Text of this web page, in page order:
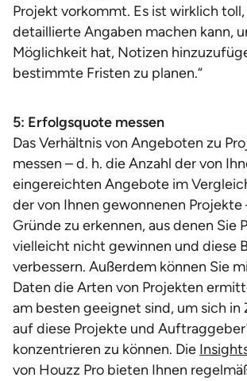
Projekt vorkommt. Es ist wirklich toll,
detaillierte Angaben machen kann,
Möglichkeit hat, Notizen
bestimmte Fristen zu planen.“
5: Erfolgsquote messen
Das Verhältnis von Angeboten zu
messen – d. h. die Anzahl der von
eingereichten Angebote im
der von Ihnen gewonnenen Projekte
Gründe zu erkennen, aus denen Sie
vielleicht nicht gewinnen und diese
verbessern. Außerdem können Sie
Daten die Arten von Projekten
am besten geeignet sind, um sich
auf diese Projekte und
konzentrieren zu können. Die
von Houzz Pro bieten Ihnen